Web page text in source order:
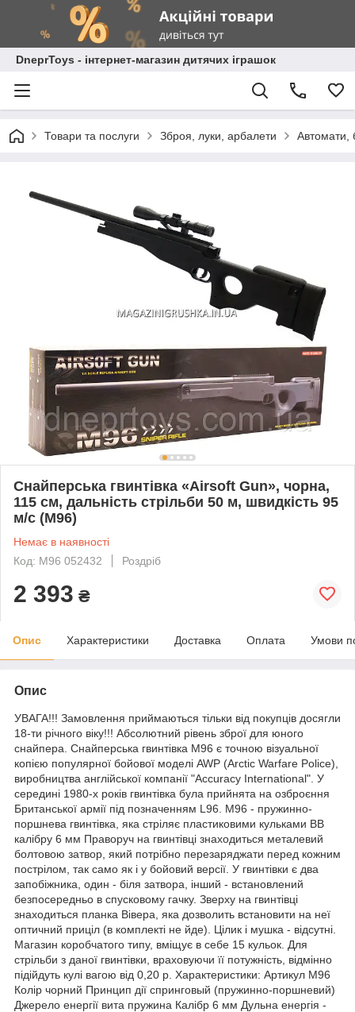
DneprToys - інтернет-магазин дитячих іграшок
Товари та послуги Зброя, луки, арбалети Автомати,
Снайперська гвинтівка «Airsoft Gun», чорна,
115 см, дальність стрільби 50 м, швидкість 95
м/с (M96)
Немає в наявності
Код: M96 052432
Роздріб
2 393 ₴
Опис Характеристики Доставка Оплата Умови
Опис
УВАГА!!! Замовлення приймаються тільки від покупців досягли
18-ти річного віку!!! Абсолютний рівень зброї для юного
снайпера. Снайперська гвинтівка M96 є точною візуальної
копією популярної бойової моделі AWP (Arctic Warfare Police),
виробництва англійської компанії "Accuracy International". У
середині 1980-х років гвинтівка була прийнята на озброєння
Британської армії під позначенням L96. M96 - пружинно-
поршнева гвинтівка, яка стріляє пластиковими кульками BB
калібру 6 мм Праворуч на гвинтівці знаходиться металевий
болтовою затвор, який потрібно перезаряджати перед кожним
пострілом, так само як і у бойовий версії. У гвинтівки є два
запобіжника, один - біля затвора, інший - встановлений
безпосередньо в спусковому гачку. Зверху на гвинтівці
знаходиться планка Вівера, яка дозволить встановити на неї
оптичний приціл (в комплекті не йде). Цілик і мушка - відсутні.
Магазин коробчатого типу, вміщує в себе 15 кульок. Для
стрільби з даної гвинтівки, враховуючи її потужність, відмінно
підійдуть кулі вагою від 0,20 р. Характеристики: Артикул M96
Колір чорний Принцип дії спринговый (пружинно-поршневий)
Джерело енергії вита пружина Калібр 6 мм Дульна енергія -